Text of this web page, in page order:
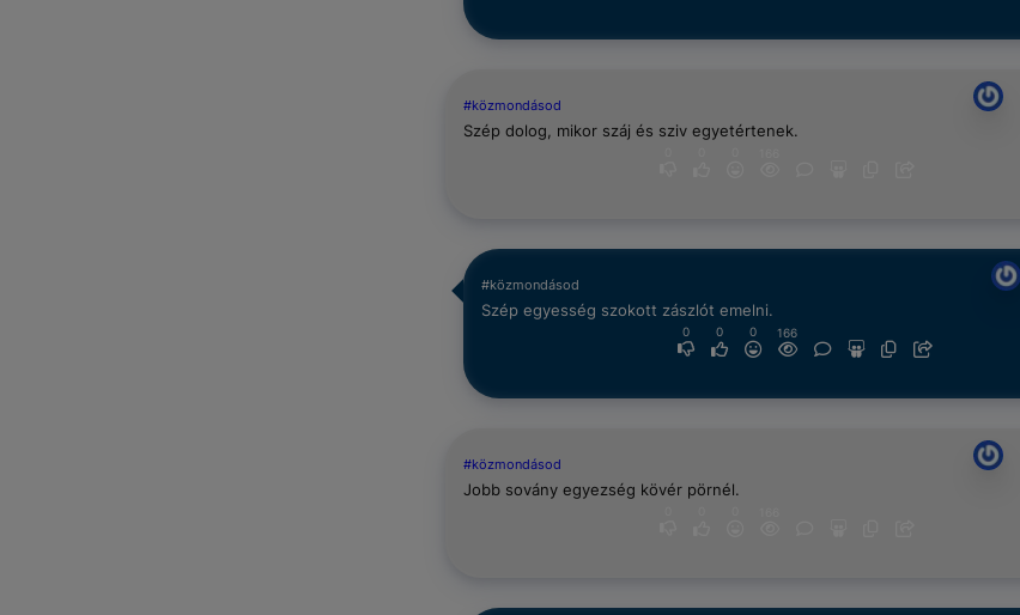
#közmondásod
Szép dolog, mikor száj és sziv egyetértenek.
#közmondásod
Szép egyesség szokott zászlót emelni.
0 0 0 166
#közmondásod
Jobb sovány egyezség kövér pörnél.